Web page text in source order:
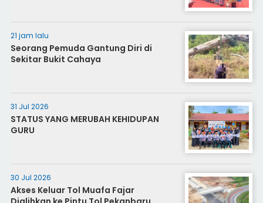
21 jam lalu
Seorang Pemuda Gantung Diri di
Sekitar Bukit Cahaya
31 Jul 2026
STATUS YANG MERUBAH KEHIDUPAN
GURU
30 Jul 2026
Akses Keluar Tol Muafa Fajar